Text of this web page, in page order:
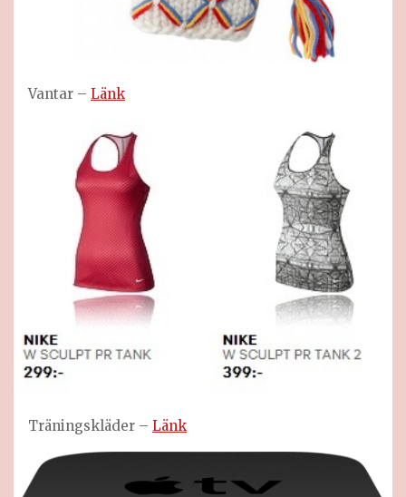
Vantar – Länk
Träningskläder – Länk